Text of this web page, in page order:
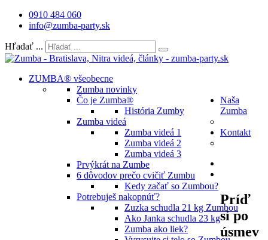
0910 484 060
info@zumba-party.sk
Hľadať ...
ZUMBA® všeobecne
Zumba novinky
Čo je Zumba®
História Zumby
Zumba videá
Zumba videá 1
Zumba videá 2
Zumba videá 3
Prvýkrát na Zumbe
6 dôvodov prečo cvičiť Zumbu
Kedy začať so Zumbou?
Potrebuješ nakopnúť?
Zuzka schudla 21 kg Zumbou
Ako Janka schudla 23 kg
Zumba ako liek?
Naša
Zumba
Kontakt
Príď
si po
úsmev